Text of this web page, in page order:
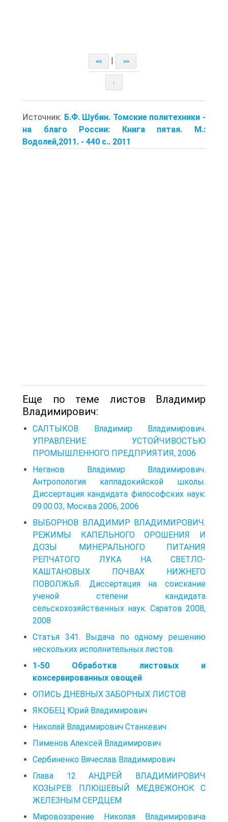
<< >>
↑
Источник: Б.Ф. Шубин. Томские политехники -
на благо России: Книга пятая. M.:
Водолей,2011. - 440 с.. 2011
Еще по теме листов Владимир
Владимирович:
САЛТЫКОВ Владимир Владимирович.
УПРАВЛЕНИЕ УСТОЙЧИВОСТЬЮ
ПРОМЫШЛЕННОГО ПРЕДПРИЯТИЯ, 2006
Неганов Владимир Владимирович.
Антропология каппадокийской школы.
Диссертация кандидата философских наук:
09.00.03, Москва 2006, 2006
ВЫБОРНОВ ВЛАДИМИР ВЛАДИМИРОВИЧ.
РЕЖИМЫ КАПЕЛЬНОГО ОРОШЕНИЯ И
ДОЗЫ МИНЕРАЛЬНОГО ПИТАНИЯ
РЕПЧАТОГО ЛУКА НА СВЕТЛО-
КАШТАНОВЫХ ПОЧВАХ НИЖНЕГО
ПОВОЛЖЬЯ. Диссертация на соискание
ученой степени кандидата
сельскохозяйственных наук. Саратов 2008,
2008
Статья 341. Выдача по одному решению
нескольких исполнительных листов
1-50 Обработка листовых и
консервированных овощей
ОПИСЬ ДНЕВНЫХ ЗАБОРНЫХ ЛИСТОВ
ЯКОБЕЦ Юрий Владимирович
Николай Владимирович Станкевич
Пименов Алексей Владимирович
Сербиненко Вячеслав Владимирович
Глава 12 АНДРЕЙ ВЛАДИМИРОВИЧ
КОЗЫРЕВ. ПЛЮШЕВЫЙ МЕДВЕЖОНОК С
ЖЕЛЕЗНЫМ СЕРДЦЕМ
Мировоззрение Николая Владимировича